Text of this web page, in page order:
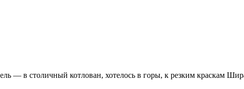
— в столичный котлован, хотелось в горы, к резким краскам